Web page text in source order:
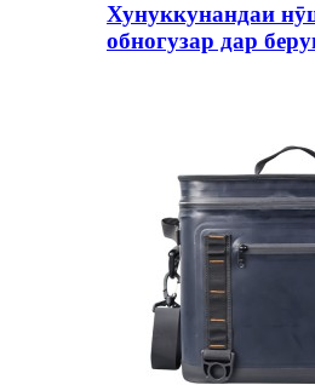
Хунуккунандаи
обногузар дар